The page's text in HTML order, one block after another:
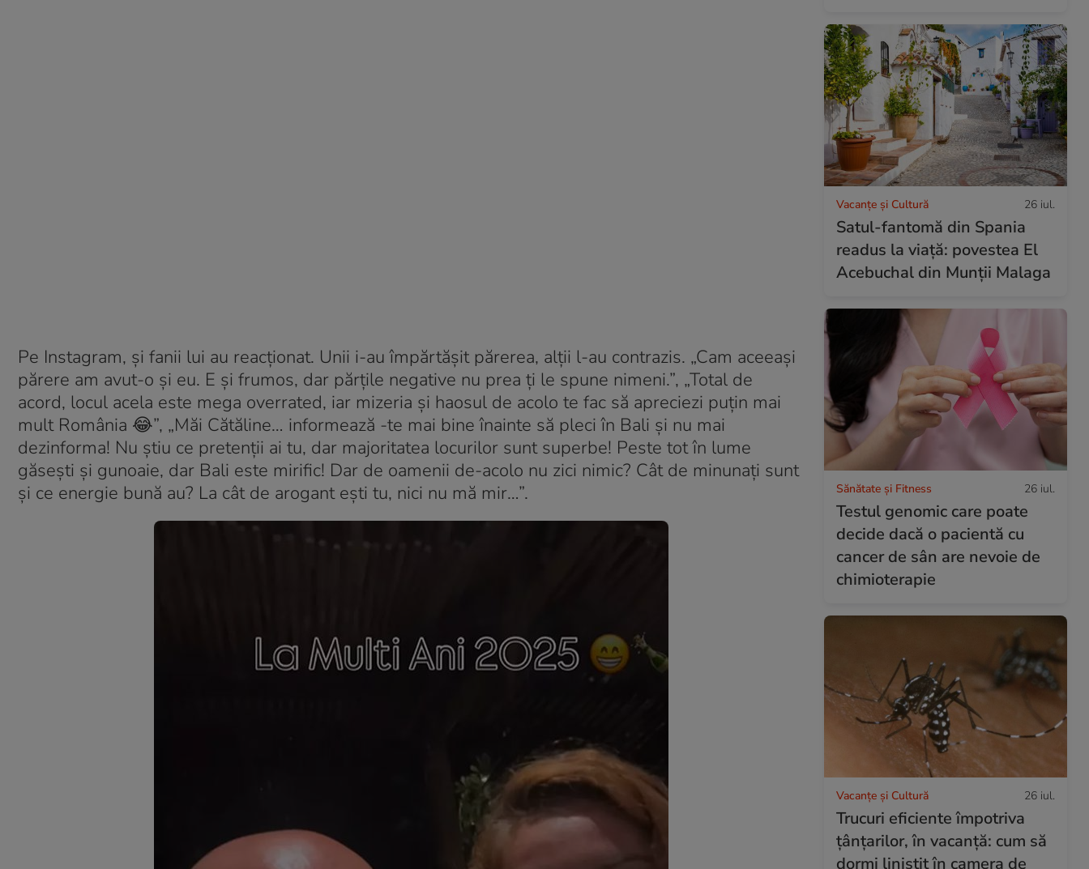
Pe Instagram, și fanii lui au reacționat. Unii i-au împărtășit părerea, alții l-au contrazis. „Cam aceeași
părere am avut-o și eu. E și frumos, dar părțile negative nu prea ți le spune nimeni.”, „Total de
acord, locul acela este mega overrated, iar mizeria și haosul de acolo te fac să apreciezi puțin mai
mult România 😂”, „Măi Cătăline… informează -te mai bine înainte să pleci în Bali și nu mai
dezinforma! Nu știu ce pretenții ai tu, dar majoritatea locurilor sunt superbe! Peste tot în lume
găsești și gunoaie, dar Bali este mirific! Dar de oamenii de-acolo nu zici nimic? Cât de minunați sunt
și ce energie bună au? La cât de arogant ești tu, nici nu mă mir…”.
Vacanțe și Cultură 26 iul.
Satul-fantomă din Spania
readus la viață: povestea El
Acebuchal din Munții Malaga
Sănătate și Fitness 26 iul.
Testul genomic care poate
decide dacă o pacientă cu
cancer de sân are nevoie de
chimioterapie
Vacanțe și Cultură 26 iul.
Trucuri eficiente împotriva
țânțarilor, în vacanță: cum să
dormi liniștit în camera de